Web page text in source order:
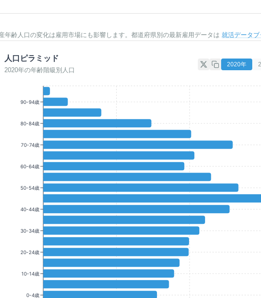
年齢人口の変化は雇用市場にも影響します。都道府県別の最新雇用データは 就活データブ
人口ピラミッド
2020年の年齢階級別人口
2020年
90-94歳
80-84歳
70-74歳
60-64歳
50-54歳
40-44歳
30-34歳
20-24歳
10-14歳
0-4歳